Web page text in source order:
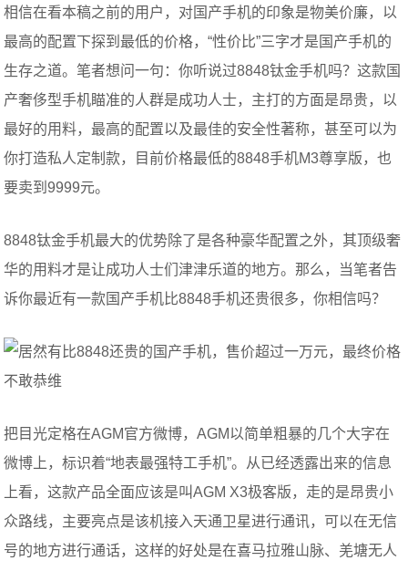
相信在看本稿之前的用户，对国产手机的印象是物美价廉，以
最高的配置下探到最低的价格，“性价比”三字才是国产手机的
生存之道。笔者想问一句：你听说过8848钛金手机吗？这款国
产奢侈型手机瞄准的人群是成功人士，主打的方面是昂贵，以
最好的用料，最高的配置以及最佳的安全性著称，甚至可以为
你打造私人定制款，目前价格最低的8848手机M3尊享版，也
要卖到9999元。
8848钛金手机最大的优势除了是各种豪华配置之外，其顶级奢
华的用料才是让成功人士们津津乐道的地方。那么，当笔者告
诉你最近有一款国产手机比8848手机还贵很多，你相信吗？
把目光定格在AGM官方微博，AGM以简单粗暴的几个大字在
微博上，标识着“地表最强特工手机”。从已经透露出来的信息
上看，这款产品全面应该是叫AGM X3极客版，走的是昂贵小
众路线，主要亮点是该机接入天通卫星进行通讯，可以在无信
号的地方进行通话，这样的好处是在喜马拉雅山脉、羌塘无人